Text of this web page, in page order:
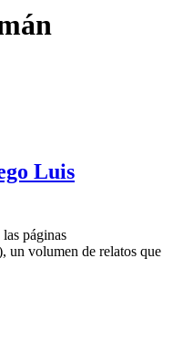
Luis
páginas
un volumen de relatos que